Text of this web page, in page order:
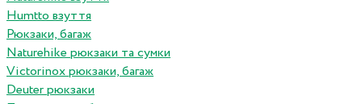
Humtto взуття
Рюкзаки, багаж
Naturehike рюкзаки та сумки
Victorinox рюкзаки, багаж
Deuter рюкзаки